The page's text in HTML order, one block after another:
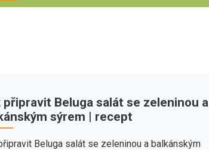
připravit Beluga salát se zeleninou a
sýrem | recept
Beluga salát se zeleninou a balkánským